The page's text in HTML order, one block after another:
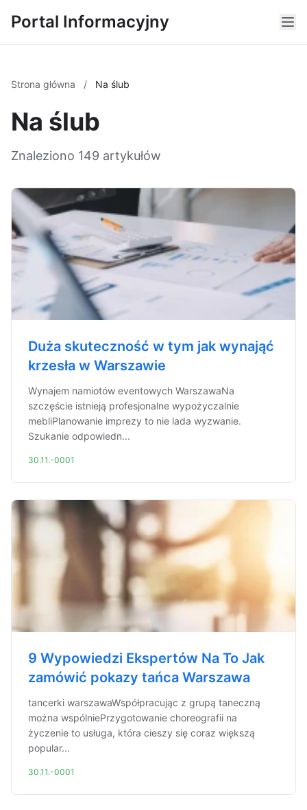
Portal Informacyjny
Strona główna / Na ślub
Na ślub
Znaleziono 149 artykułów
Duża skuteczność w tym jak wynająć
krzesła w Warszawie
Wynajem namiotów eventowych WarszawaNa
szczęście istnieją profesjonalne wypożyczalnie
mebliPlanowanie imprezy to nie lada wyzwanie.
Szukanie odpowiedn...
30.11.-0001
9 Wypowiedzi Ekspertów Na To Jak
zamówić pokazy tańca Warszawa
tancerki warszawaWspółpracując z grupą taneczną
można wspólniePrzygotowanie choreografii na
życzenie to usługa, która cieszy się coraz większą
popular...
30.11.-0001